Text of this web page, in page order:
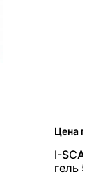
Цена по
I-
гель